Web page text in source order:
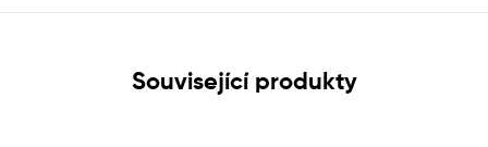
Související produkty